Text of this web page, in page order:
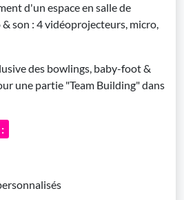
d'un espace en salle de
son : 4 vidéoprojecteurs, micro,
des bowlings, baby-foot &
une partie "Team Building" dans